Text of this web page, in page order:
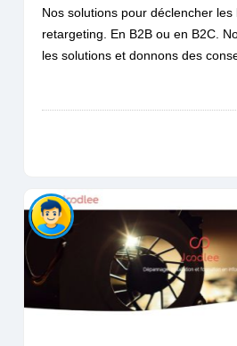
Nos solutions pour déclencher
retargeting. En B2B ou en B2C.
les solutions et donnons des